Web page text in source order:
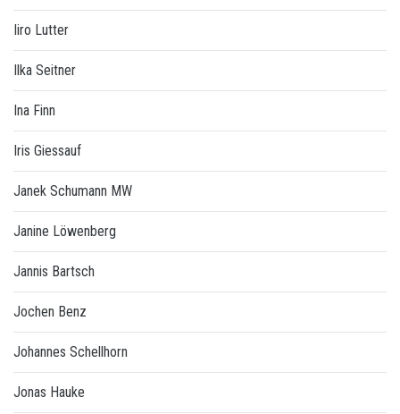
Iiro Lutter
Ilka Seitner
Ina Finn
Iris Giessauf
Janek Schumann MW
Janine Löwenberg
Jannis Bartsch
Jochen Benz
Johannes Schellhorn
Jonas Hauke